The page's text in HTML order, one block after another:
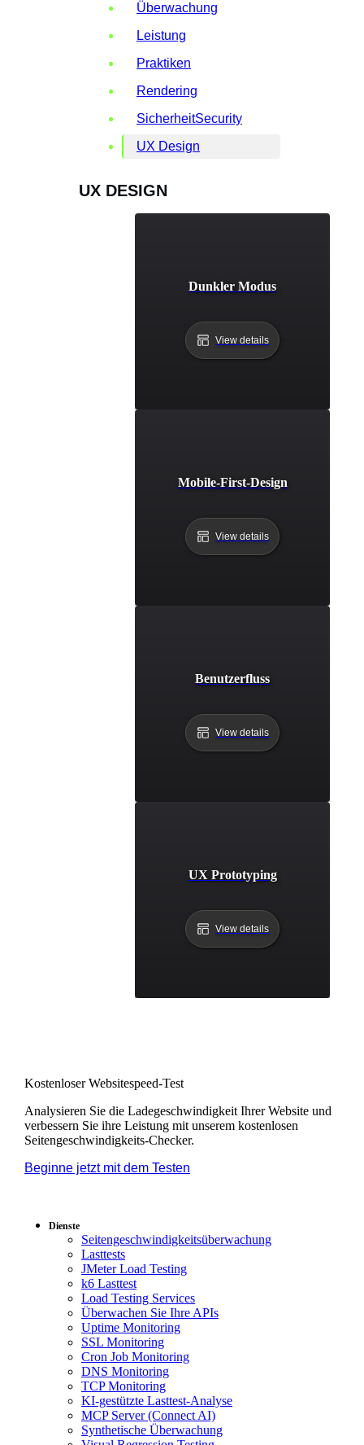
Überwachung
Leistung
Praktiken
Rendering
SicherheitSecurity
UX Design
UX DESIGN
Dunkler Modus
View details
Mobile-First-Design
View details
Benutzerfluss
View details
UX Prototyping
View details
Kostenloser Websitespeed-Test
Analysieren Sie die Ladegeschwindigkeit Ihrer Website und
verbessern Sie ihre Leistung mit unserem kostenlosen
Seitengeschwindigkeits-Checker.
Beginne jetzt mit dem Testen
Dienste
Seitengeschwindigkeitsüberwachung
Lasttests
JMeter Load Testing
k6 Lasttest
Load Testing Services
Überwachen Sie Ihre APIs
Uptime Monitoring
SSL Monitoring
Cron Job Monitoring
DNS Monitoring
TCP Monitoring
KI-gestützte Lasttest-Analyse
MCP Server (Connect AI)
Synthetische Überwachung